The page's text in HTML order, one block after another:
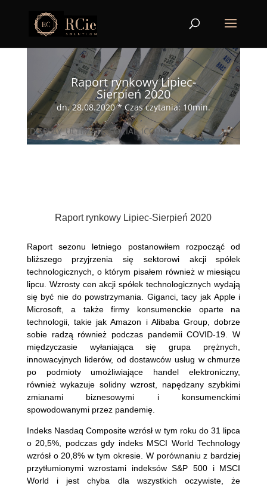
Raport rynkowy Lipiec-
Sierpień 2020
dn. 28.08.2020 * Czas czytania: 10min.
[DISPLAY_ULTIMATE_SOCIAL_ICONS]
Raport rynkowy Lipiec-Sierpień 2020
Raport sezonu letniego postanowiłem rozpocząć od
bliższego przyjrzenia się sektorowi akcji spółek
technologicznych, o którym pisałem również w miesiącu
lipcu. Wzrosty cen akcji spółek technologicznych wydają
się być nie do powstrzymania. Giganci, tacy jak Apple i
Microsoft, a także firmy konsumenckie oparte na
technologii, takie jak Amazon i Alibaba Group, dobrze
sobie radzą również podczas pandemii COVID-19. W
międzyczasie wyłaniająca się grupa prężnych,
innowacyjnych liderów, od dostawców usług w chmurze
po podmioty umożliwiające handel elektroniczny,
również wykazuje solidny wzrost, napędzany szybkimi
zmianami biznesowymi i konsumenckimi
spowodowanymi przez pandemię.
Indeks Nasdaq Composite wzrósł w tym roku do 31 lipca
o 20,5%, podczas gdy indeks MSCI World Technology
wzrósł o 20,8% w tym okresie. W porównaniu z bardziej
przytłumionymi wzrostami indeksów S&P 500 i MSCI
World i jest chyba dla wszystkich oczywiste, że